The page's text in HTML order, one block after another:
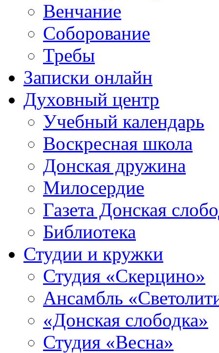
Венчание
Соборование
Требы
Записки онлайн
Духовный центр
Учебный календарь
Воскресная школа
Донская дружина
Милосердие
Газета Донская
Библиотека
Студии и кружки
Студия «Скерцино»
Ансамбль
«Донская слободка»
Студия «Весна»